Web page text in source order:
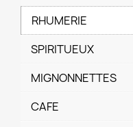
RHUMERIE
SPIRITUEUX
MIGNONNETTES
CAFE